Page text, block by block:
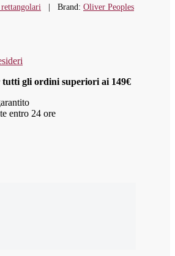
Brand: Oliver Peoples
tutti gli ordini superiori ai 149€
entro 24 ore